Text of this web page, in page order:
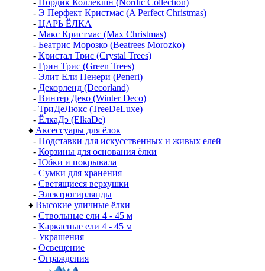
- Нордик Коллекшн (Nordic Collection)
- Э Перфект Кристмас (A Perfect Christmas)
- ЦАРЬ ЁЛКА
- Макс Кристмас (Max Christmas)
- Беатрис Морозко (Beatrees Morozko)
- Кристал Трис (Crystal Trees)
- Грин Трис (Green Trees)
- Элит Ели Пенери (Peneri)
- Декорленд (Decorland)
- Винтер Деко (Winter Deco)
- ТриДеЛюкс (TreeDeLuxe)
- ЁлкаДэ (ElkaDe)
♦ Аксессуары для ёлок
- Подставки для искусственных и живых елей
- Корзины для основания ёлки
- Юбки и покрывала
- Сумки для хранения
- Светящиеся верхушки
- Электрогирлянды
♦ Высокие уличные ёлки
- Ствольные ели 4 - 45 м
- Каркасные ели 4 - 45 м
- Украшения
- Освещение
- Ограждения